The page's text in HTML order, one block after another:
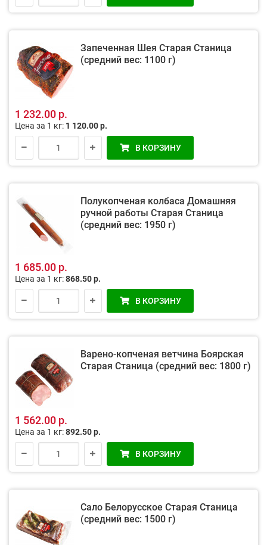
Запеченная Шея Старая Станица
(средний вес: 1100 г)
1 232.00 р.
Цена за 1 кг: 1 120.00 р.
В КОРЗИНУ
Полукопченая колбаса Домашняя
ручной работы Старая Станица
(средний вес: 1950 г)
1 685.00 р.
Цена за 1 кг:868.50 р.
В КОРЗИНУ
Варено-копченая ветчина Боярская
Старая Станица (средний вес: 1800 г)
1 562.00 р.
Цена за 1 кг:892.50 р.
В КОРЗИНУ
Сало Белорусское Старая Станица
(средний вес: 1500 г)